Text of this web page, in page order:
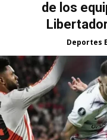
de los
Deportes